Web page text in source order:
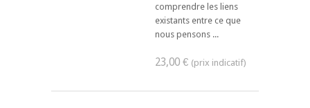
comprendre les liens
existants entre ce que
nous pensons ...
23,00 €